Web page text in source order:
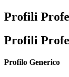
Profili
Profili
Profilo Generico